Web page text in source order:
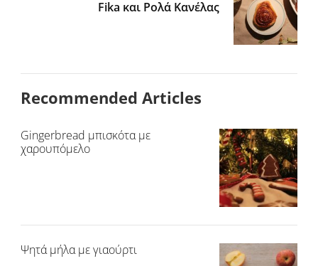
Fika και Ρολά Κανέλας
Recommended Articles
Gingerbread μπισκότα με
χαρουπόμελο
Ψητά μήλα με γιαούρτι